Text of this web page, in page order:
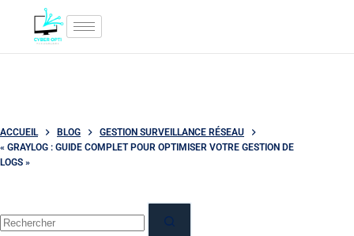
ACCUEIL BLOG
GESTION SURVEILLANCE RÉSEAU
« GRAYLOG : GUIDE COMPLET POUR OPTIMISER VOTRE GESTION DE
LOGS »